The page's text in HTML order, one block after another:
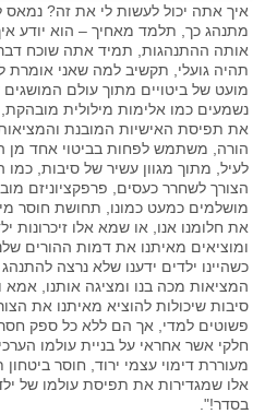
איך אתה יכול לעשות לי את זה? נמאס
מתנהג כך, תלמד מאחיך – הוא יודע
אותה ההתנהגות, תמיד אתה שוכח
תהיה גועלי, תקשיב למה שאני
מועט של ביטויים מתוך עולם המושגים
נשמעים כמו אלימות מילולית
את תפיסת האישיות המובנת
הורה, משתמש לפחות בביטוי אחד מן
לעיל, מתוך מגוון עשיר של סיבות,
הצורך לשחרר כעסים, פרפקציוניזם
מושלמים כמעט כמונו, תחושת חוסר
את חלומנו אנו, או שמא אלו זיכרונות
ומוציאים מאיתנו את דמות ההורים
כשהיינו ילדים ידענו שלא נרצה
המציאות מכה בנו ומציגה אותנו,
סיבות שיכולות להוציא מאיתנו את
פשוטים למדי, אך הם ללא כל ספק
חלקי אשר אחראי על בניית עולמו
מעוררת דימוי עצמי ירוד, חוסר
אלו שמגדירות את תפיסת עולמו של
בסדר!".